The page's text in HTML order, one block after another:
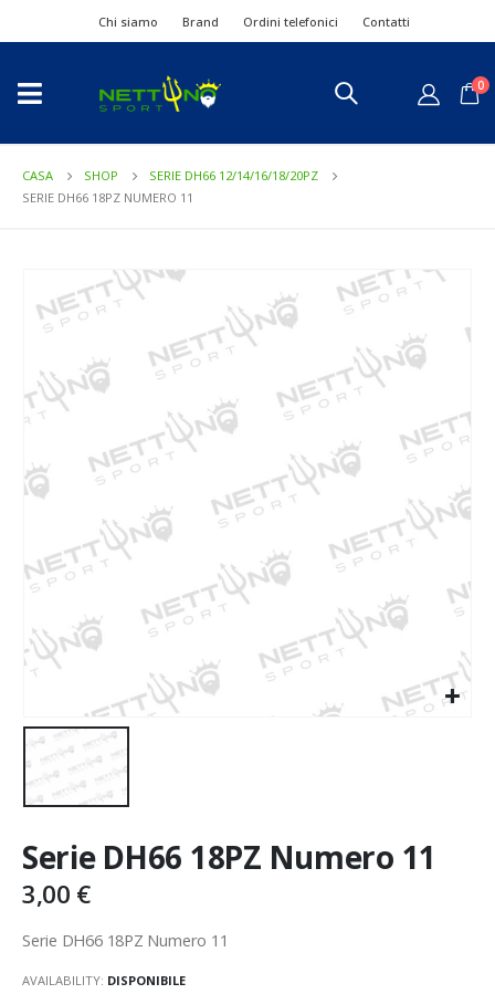
Chi siamo Brand Ordini telefonici Contatti
0
CASA SHOP
SERIE DH66 12/14/16/18/20PZ
SERIE DH66 18PZ NUMERO 11
Serie DH66 18PZ Numero 11
3,00 €
Serie DH66 18PZ Numero 11
AVAILABILITY: DISPONIBILE